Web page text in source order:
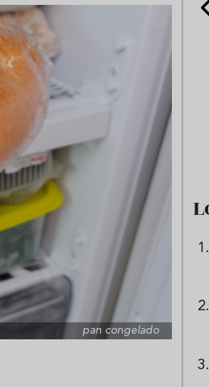
pan congelado
Cinco cremas frías de verduras
que querrás repetir todo agosto